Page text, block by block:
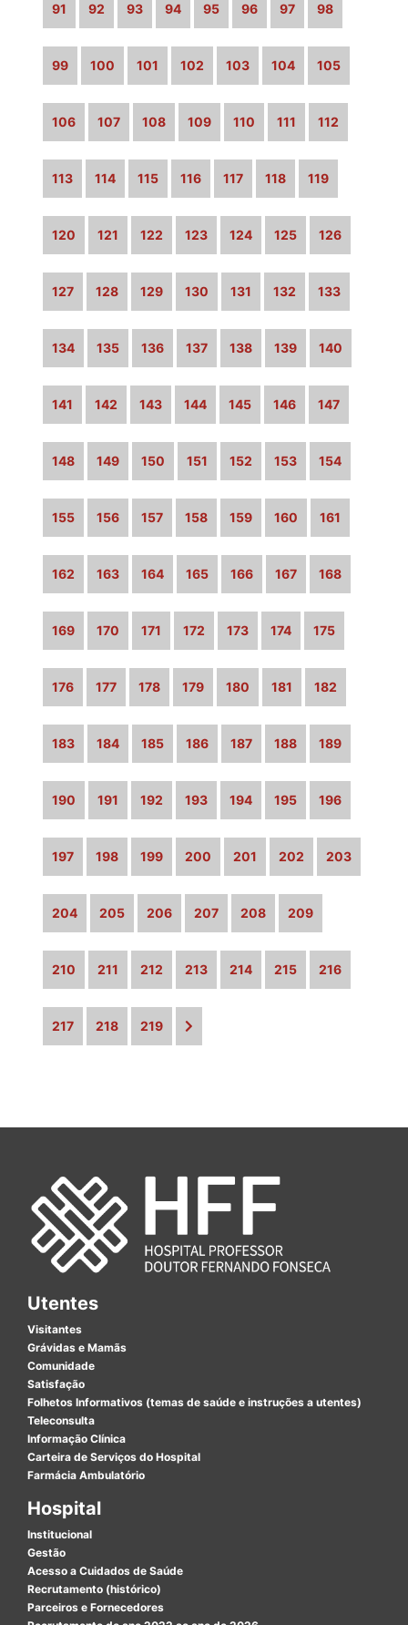
91 92 93 94 95 96 97 98
99 100 101 102 103 104 105
106 107 108 109 110 111 112
113 114 115 116 117 118 119
120 121 122 123 124 125 126
127 128 129 130 131 132 133
134 135 136 137 138 139 140
141 142 143 144 145 146 147
148 149 150 151 152 153 154
155 156 157 158 159 160 161
162 163 164 165 166 167 168
169 170 171 172 173 174 175
176 177 178 179 180 181 182
183 184 185 186 187 188 189
190 191 192 193 194 195 196
197 198 199 200 201 202 203
204 205 206 207 208 209
210 211 212 213 214 215 216
217 218 219
Utentes
Visitantes
Grávidas e Mamãs
Comunidade
Satisfação
Folhetos Informativos (temas de saúde e instruções a utentes)
Teleconsulta
Informação Clínica
Carteira de Serviços do Hospital
Farmácia Ambulatório
Hospital
Institucional
Gestão
Acesso a Cuidados de Saúde
Recrutamento (histórico)
Parceiros e Fornecedores